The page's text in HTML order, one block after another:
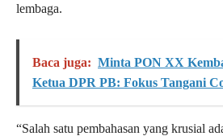
lembaga.
Baca juga: Minta PON XX
Ketua DPR PB: Fokus Tangani
“Salah satu pembahasan yang krusial